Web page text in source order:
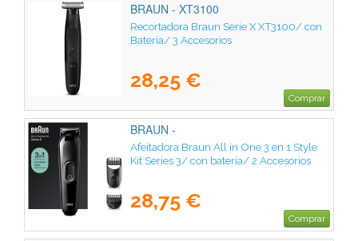
BRAUN - XT3100
Recortadora Braun Serie X XT3100/ con
Batería/ 3 Accesorios
28,25 €
Comprar
BRAUN -
Afeitadora Braun All in One 3 en 1 Style
Kit Series 3/ con batería/ 2 Accesorios
28,75 €
Comprar